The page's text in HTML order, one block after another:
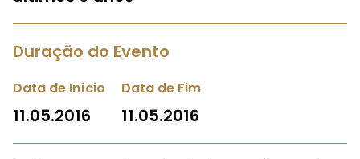
Duração do Evento
Data de Início
11.05.2016
Data de Fim
11.05.2016